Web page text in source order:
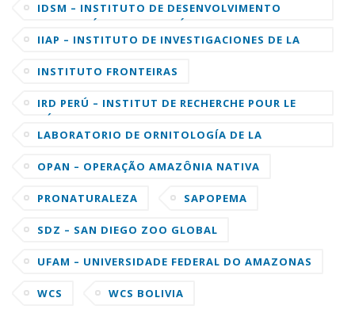
IDSM – INSTITUTO DE DESENVOLVIMENTO
SUSTENTÁVEL MAMIRAUÁ
IIAP – INSTITUTO DE INVESTIGACIONES DE LA
INSTITUTO FRONTEIRAS
IRD PERÚ – INSTITUT DE RECHERCHE POUR LE
DÉVELOPPEMENT
LABORATORIO DE ORNITOLOGÍA DE LA
OPAN – OPERAÇÃO AMAZÔNIA NATIVA
PRONATURALEZA SAPOPEMA
SDZ – SAN DIEGO ZOO GLOBAL
UFAM – UNIVERSIDADE FEDERAL DO AMAZONAS
WCS WCS BOLIVIA